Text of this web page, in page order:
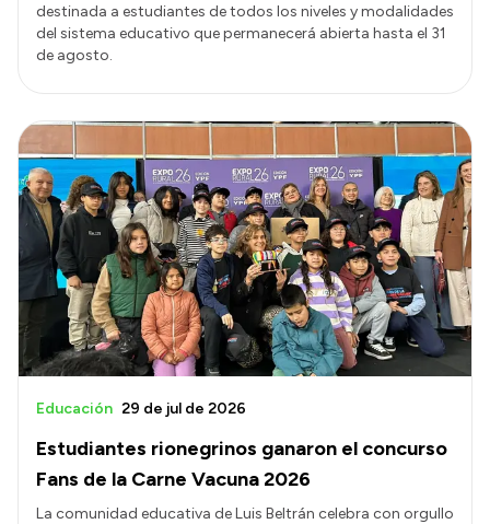
destinada a estudiantes de todos los niveles y modalidades
del sistema educativo que permanecerá abierta hasta el 31
de agosto.
Estudiantes rionegrinos ganaron el concurso
Fans de la Carne Vacuna 2026
Educación 29 de jul de 2026
La comunidad educativa de Luis Beltrán celebra con orgullo